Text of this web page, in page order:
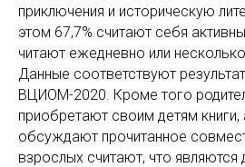
приключения и историческую
этом 67,7% считают себя
читают ежедневно или
Данные соответствуют
ВЦИОМ-2020. Кроме того
приобретают своим детям книги,
обсуждают прочитанное
взрослых считают, что являются